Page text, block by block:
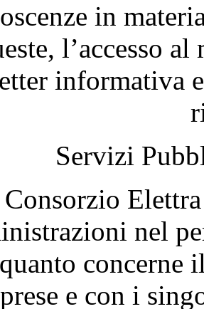
in
l’accesso
informativa
Servizi
nel
concerne
e con i